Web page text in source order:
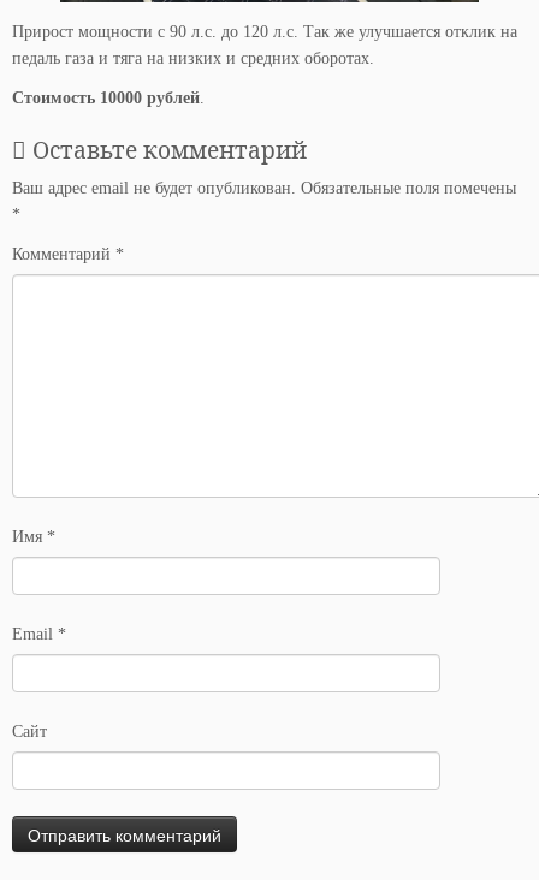
Прирост мощности с 90 л.с. до 120 л.с. Так же улучшается отклик на
педаль газа и тяга на низких и средних оборотах.
Стоимость 10000 рублей
Оставьте комментарий
Ваш адрес email не будет опубликован. Обязательные поля помечены
*
Комментарий *
Имя *
Email *
Сайт